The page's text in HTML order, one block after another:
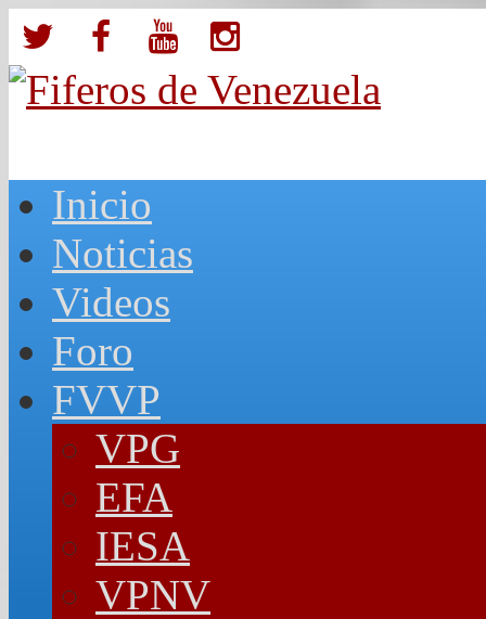
Inicio
Noticias
Videos
Foro
FVVP
VPG
EFA
IESA
VPNV